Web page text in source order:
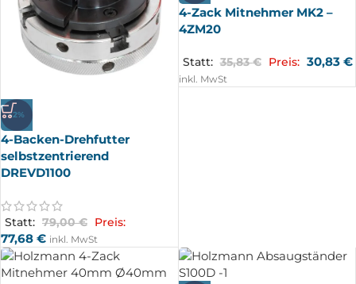
-2%
4-Backen-Drehfutter
selbstzentrierend
DREVD1100
Statt: 79,00€ Preis:
77,68 € inkl. MwSt
4-Zack Mitnehmer MK2 –
4ZM20
Statt: 35,83€ Preis: 30,83 €
inkl. MwSt